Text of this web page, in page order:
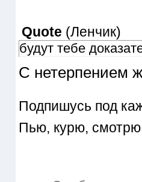
Quote (Ленчик)
будут тебе
С нетерпением
Подпишусь под
Пью, курю, смотрю